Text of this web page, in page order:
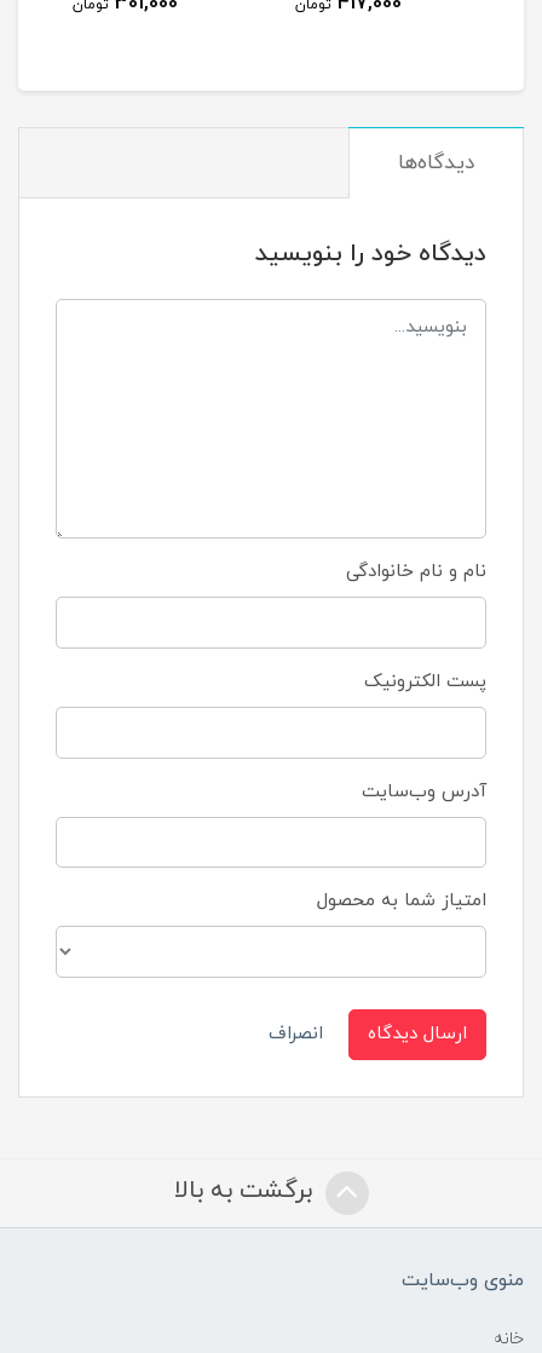
دیدگاه‌ها
دیدگاه خود را بنویسید
نام و نام خانوادگی
پست الکترونیک
آدرس وب‌سایت
امتیاز شما به محصول
ارسال دیدگاه انصراف
برگشت به بالا
منوی وب‌سایت
خانه